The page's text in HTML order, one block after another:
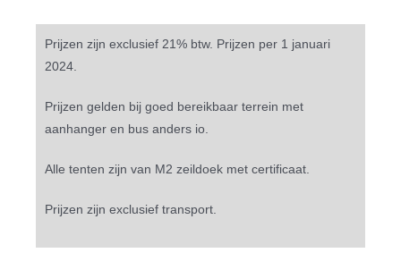
Prijzen zijn exclusief 21% btw. Prijzen per 1 januari
2024.
Prijzen gelden bij goed bereikbaar terrein met
aanhanger en bus anders io.
Alle tenten zijn van M2 zeildoek met certificaat.
Prijzen zijn exclusief transport.